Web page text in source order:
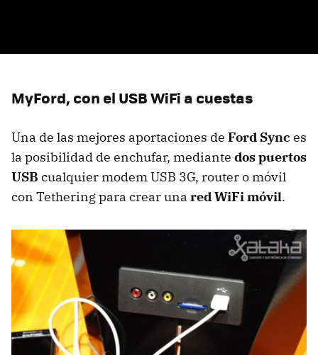
MyFord, con elUSBWiFi a cuestas
Una de las mejores aportaciones de Ford Sync es
la posibilidad de enchufar, mediante dos puertos
USB cualquier modemUSB 3G, router o móvil
con Tethering para crear una red WiFi móvil.